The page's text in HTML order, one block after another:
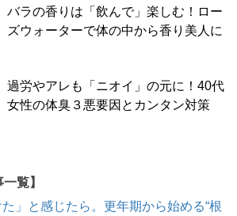
バラの香りは「飲んで」楽しむ！ロー
ズウォーターで体の中から香り美人に
過労やアレも「ニオイ」の元に！40代
女性の体臭３悪要因とカンタン対策
覧】
た」と感じたら。更年期から始める“根